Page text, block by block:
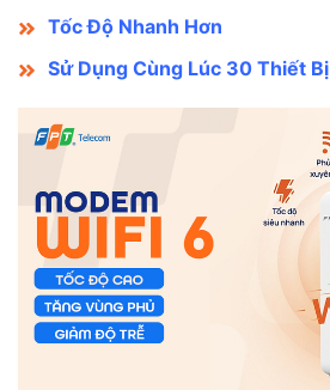
Tốc Độ Nhanh Hơn
Sử Dụng Cùng Lúc 30 Thiết Bị